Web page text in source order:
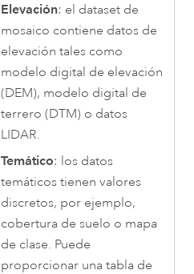
Elevación: el dataset de
mosaico contiene datos de
elevación tales como
modelo digital de elevación
(DEM), modelo digital de
terrero (DTM) o datos
LIDAR.
Temático: los datos
temáticos tienen valores
discretos, por ejemplo,
cobertura de suelo o mapa
de clase. Puede
proporcionar una tabla de